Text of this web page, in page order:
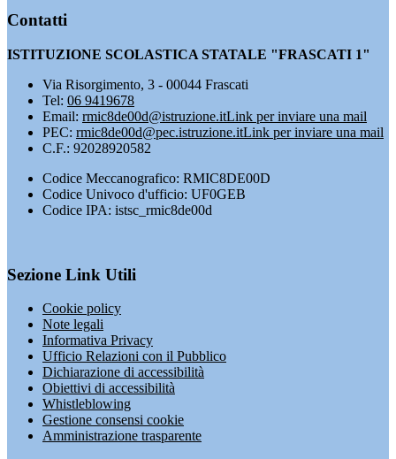
Contatti
ISTITUZIONE SCOLASTICA STATALE "FRASCATI 1"
Via Risorgimento, 3 - 00044 Frascati
Tel: 06 9419678
Email: rmic8de00d@istruzione.itLink per inviare una mail
PEC: rmic8de00d@pec.istruzione.itLink per inviare una mail
C.F.: 92028920582
Codice Meccanografico: RMIC8DE00D
Codice Univoco d'ufficio: UF0GEB
Codice IPA: istsc_rmic8de00d
Sezione Link Utili
Cookie policy
Note legali
Informativa Privacy
Ufficio Relazioni con il Pubblico
Dichiarazione di accessibilità
Obiettivi di accessibilità
Whistleblowing
Gestione consensi cookie
Amministrazione trasparente